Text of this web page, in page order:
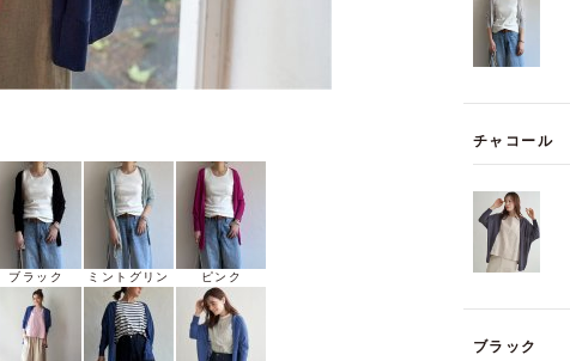
ブラック ミントグリン ピンク
チャコール
ブラック